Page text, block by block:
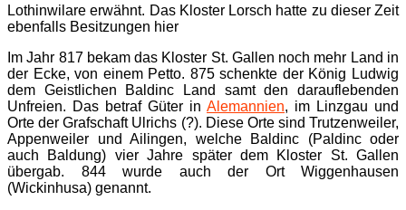
Lothinwilare erwähnt. Das Kloster Lorsch hatte zu dieser Zeit
ebenfalls Besitzungen hier
Im Jahr 817 bekam das Kloster St. Gallen noch mehr Land in
der Ecke, von einem Petto. 875 schenkte der König Ludwig
dem Geistlichen Baldinc Land samt den darauflebenden
Unfreien. Das betraf Güter in Alemannien, im Linzgau und
Orte der Grafschaft Ulrichs (?). Diese Orte sind Trutzenweiler,
Appenweiler und Ailingen, welche Baldinc (Paldinc oder
auch Baldung) vier Jahre später dem Kloster St. Gallen
übergab. 844 wurde auch der Ort Wiggenhausen
(Wickinhusa) genannt.